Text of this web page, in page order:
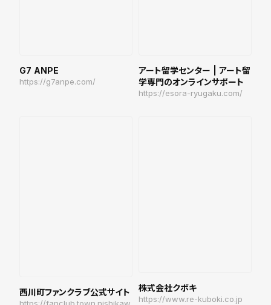
G7 ANPE
https://g7anpe.com/
アート留学センター | アート留
学専門のオンラインサポート
https://esora-ryugaku.com/
西川町ファンクラブ公式サイト 株式会社クボキ
https://www.re-kuboki.co.jp